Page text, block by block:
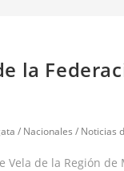
la
/ Nacionales / Noticias
de la Región